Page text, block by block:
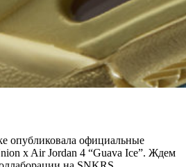
опубликовала официальные
x Air Jordan 4 “Guava Ice”. Ждем